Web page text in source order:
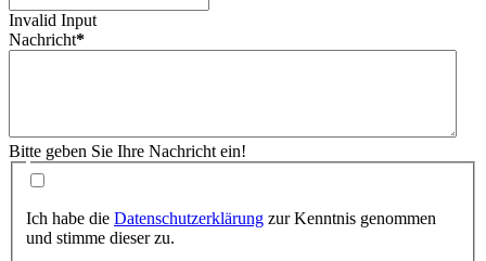
Invalid Input
Nachricht*
Bitte geben Sie Ihre Nachricht ein!
Ich habe die Datenschutzerklärung zur Kenntnis genommen
und stimme dieser zu.